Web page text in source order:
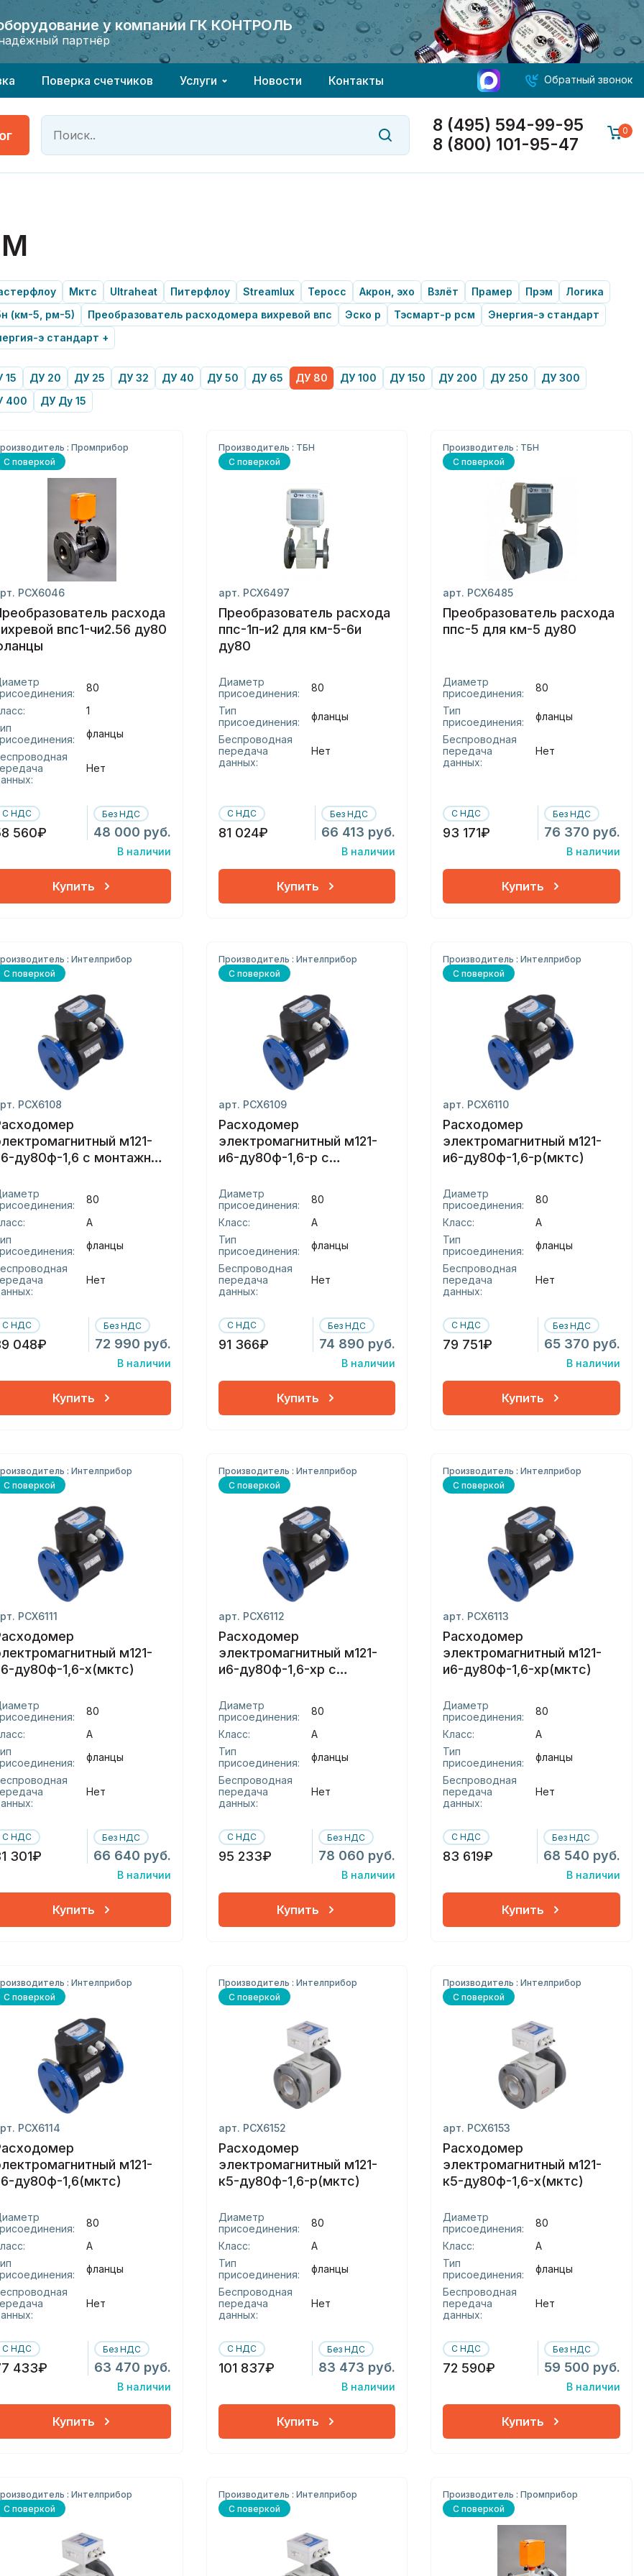
у компании ГК КОНТРОЛЬ
партнёр
у компании ГК КОНТРОЛЬ
партнёр
Поверка счетчиков Услуги Новости Контакты Обратный звонок
8 (495) 594-99-95
8 (800) 101-95-47
0
Мктс Ultraheat Питерфлоу Streamlux Теросс Акрон, эхо Взлёт Прамер Прэм
Логика
(км-5, рм-5)
Преобразователь расходомера вихревой впс Эско р Тэсмарт-р рсм
Энергия-э стандарт
э стандарт +
15 ДУ 20 ДУ 25 ДУ 32 ДУ 40 ДУ 50 ДУ 65 ДУ 80 ДУ 100 ДУ 150 ДУ 200 ДУ 250
ДУ 300
400
ДУ Ду 15
: Промприбор
С поверкой
РСХ6046
расхода
впс1-чи2.56 ду80
80
1
фланцы
Нет
С НДС
560₽
Без НДС
48 000 руб.
В наличии
Купить
Производитель : ТБН
С поверкой
арт. РСХ6497
Преобразователь расхода
ппс-1п-и2 для км-5-6и
ду80
Диаметр
присоединения:
80
Тип
присоединения:
фланцы
Беспроводная
передача
данных:
Нет
С НДС
81 024₽
Без НДС
66 413 руб.
В наличии
Купить
Производитель : ТБН
С поверкой
арт. РСХ6485
Преобразователь расхода
ппс-5 для км-5 ду80
Диаметр
присоединения:
80
Тип
присоединения:
фланцы
Беспроводная
передача
данных:
Нет
С НДС
93 171₽
Без НДС
76 370 руб.
В наличии
Купить
: Интелприбор
С поверкой
РСХ6108
м121-
ду80ф-1,6 с монтажным
80
А
фланцы
Нет
С НДС
048₽
Без НДС
72 990 руб.
В наличии
Купить
Производитель : Интелприбор
С поверкой
арт. РСХ6109
Расходомер
электромагнитный м121-
и6-ду80ф-1,6-р с
комплектом(мктс)
Диаметр
присоединения:
80
Класс:
А
Тип
присоединения:
фланцы
Беспроводная
передача
данных:
Нет
С НДС
91 366₽
Без НДС
74 890 руб.
В наличии
Купить
Производитель : Интелприбор
С поверкой
арт. РСХ6110
Расходомер
электромагнитный м121-
и6-ду80ф-1,6-р(мктс)
Диаметр
присоединения:
80
Класс:
А
Тип
присоединения:
фланцы
Беспроводная
передача
данных:
Нет
С НДС
79 751₽
Без НДС
65 370 руб.
В наличии
Купить
: Интелприбор
С поверкой
РСХ6111
м121-
ду80ф-1,6-х(мктс)
80
А
фланцы
Нет
С НДС
301₽
Без НДС
66 640 руб.
В наличии
Купить
Производитель : Интелприбор
С поверкой
арт. РСХ6112
Расходомер
электромагнитный м121-
и6-ду80ф-1,6-хр с
комплектом(мктс)
Диаметр
присоединения:
80
Класс:
А
Тип
присоединения:
фланцы
Беспроводная
передача
данных:
Нет
С НДС
95 233₽
Без НДС
78 060 руб.
В наличии
Купить
Производитель : Интелприбор
С поверкой
арт. РСХ6113
Расходомер
электромагнитный м121-
и6-ду80ф-1,6-хр(мктс)
Диаметр
присоединения:
80
Класс:
А
Тип
присоединения:
фланцы
Беспроводная
передача
данных:
Нет
С НДС
83 619₽
Без НДС
68 540 руб.
В наличии
Купить
: Интелприбор
С поверкой
РСХ6114
м121-
ду80ф-1,6(мктс)
80
А
фланцы
Нет
С НДС
433₽
Без НДС
63 470 руб.
В наличии
Купить
Производитель : Интелприбор
С поверкой
арт. РСХ6152
Расходомер
электромагнитный м121-
к5-ду80ф-1,6-р(мктс)
Диаметр
присоединения:
80
Класс:
А
Тип
присоединения:
фланцы
Беспроводная
передача
данных:
Нет
С НДС
101 837₽
Без НДС
83 473 руб.
В наличии
Купить
Производитель : Интелприбор
С поверкой
арт. РСХ6153
Расходомер
электромагнитный м121-
к5-ду80ф-1,6-х(мктс)
Диаметр
присоединения:
80
Класс:
А
Тип
присоединения:
фланцы
Беспроводная
передача
данных:
Нет
С НДС
72 590₽
Без НДС
59 500 руб.
В наличии
Купить
: Интелприбор
С поверкой
Производитель : Интелприбор
С поверкой
Производитель : Промприбор
С поверкой